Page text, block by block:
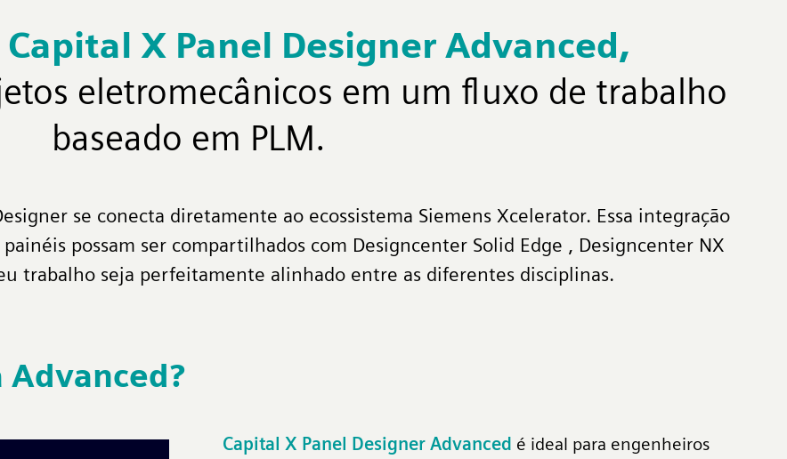
Capital X Panel Designer Advanced,
eletromecânicos em um fluxo de trabalho
baseado em PLM.
se conecta diretamente ao ecossistema Siemens Xcelerator. Essa integração
possam ser compartilhados com Designcenter Solid Edge , Designcenter NX
trabalho seja perfeitamente alinhado entre as diferentes disciplinas.
Advanced?
Capital X Panel Designer Advanced é ideal para engenheiros